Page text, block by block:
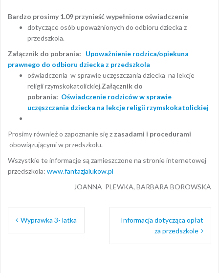
Bardzo prosimy 1.09 przynieść wypełnione oświadczenie
dotyczące osób upoważnionych do odbioru dziecka z
przedszkola.
Załącznik do pobrania: Upoważnienie rodzica/opiekuna
prawnego do odbioru dziecka z przedszkola
oświadczenia w sprawie uczęszczania dziecka na lekcje
religii rzymskokatolickiej.Załącznik do
pobrania: Oświadczenie rodziców w sprawie
uczęszczania dziecka na lekcje religii rzymskokatolickiej
Prosimy również o zapoznanie się z zasadami i procedurami
obowiązującymi w przedszkolu.
Wszystkie te informacje są zamieszczone na stronie internetowej
przedszkola: www.fantazjalukow.pl
JOANNA PLEWKA, BARBARA BOROWSKA
Nawigacja
wpisu
Wyprawka 3- latka
Informacja dotycząca opłat
za przedszkole